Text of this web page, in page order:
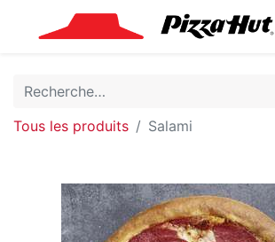
Tous les produits Salami